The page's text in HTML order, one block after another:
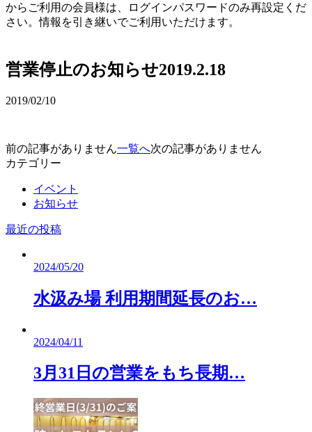
からご利用の会員様は、ログインパスワードのみ再設定くだ
さい。情報を引き継いでご利用いただけます。
営業停止のお知らせ2019.2.18
2019/02/10
前の記事がありません一覧へ次の記事がありません
カテゴリー
イベント
お知らせ
最近の投稿
2024/05/20
水汲み場 利用期間延長のお…
2024/04/11
3月31日の営業をもち長期…